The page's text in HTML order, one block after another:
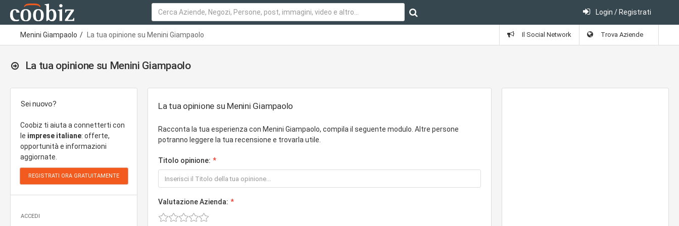
Login / Registrati
Menini Giampaolo La tua opinione su Menini Giampaolo Il Social Network Trova Aziende
La tua opinione su Menini Giampaolo
Sei nuovo?
Coobiz ti aiuta a connetterti con
le imprese italiane: offerte,
opportunità e informazioni
aggiornate.
ACCEDI
La tua opinione su Menini Giampaolo
Racconta la tua esperienza con Menini Giampaolo, compila il seguente modulo. Altre persone
potranno leggere la tua recensione e trovarla utile.
Titolo opinione:
Valutazione Azienda: